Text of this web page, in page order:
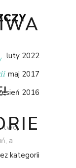
luty 2022
maj 2017
2016
kategorii
twój
a